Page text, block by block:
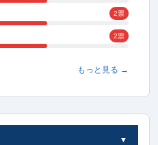
2票
2票
もっと見る →